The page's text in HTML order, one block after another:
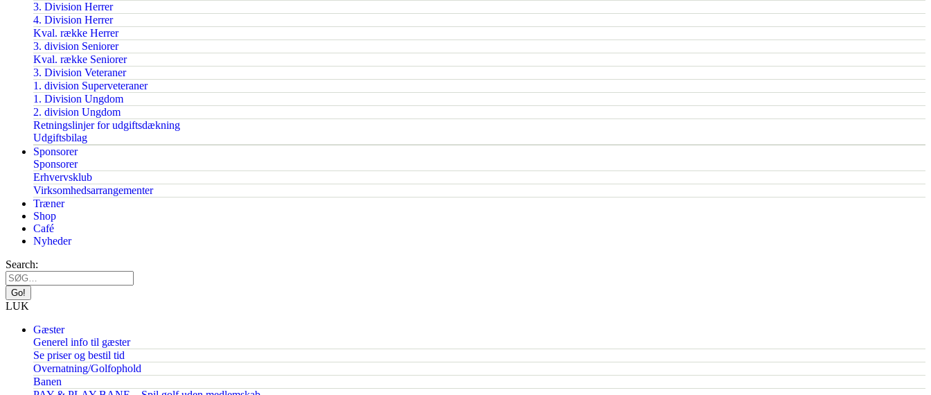
3. Division Herrer
4. Division Herrer
Kval. række Herrer
3. division Seniorer
Kval. række Seniorer
3. Division Veteraner
1. division Superveteraner
1. Division Ungdom
2. division Ungdom
Retningslinjer for udgiftsdækning
Udgiftsbilag
Sponsorer
Sponsorer
Erhvervsklub
Virksomhedsarrangementer
Træner
Shop
Café
Nyheder
Search:
LUK
Gæster
Generel info til gæster
Se priser og bestil tid
Overnatning/Golfophold
Banen